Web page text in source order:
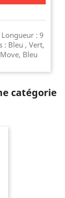
: 9
: Bleu , Vert,
Bleu
catégorie